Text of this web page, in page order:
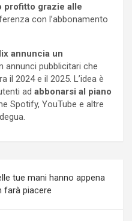
profitto grazie alle
con l’abbonamento
annuncia un
annunci pubblicitari che
il 2024 e il 2025. L’idea è
ad abbonarsi al piano
Spotify, YouTube e altre
tue mani hanno appena
farà piacere